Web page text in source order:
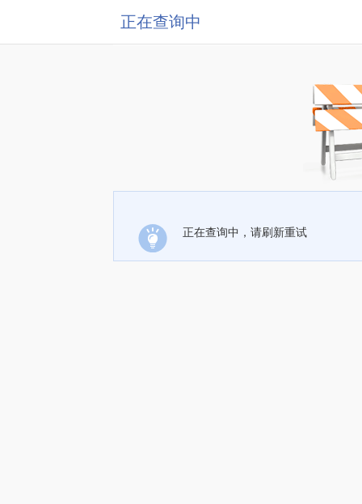
正在查询中
正在查询中，请刷新重试